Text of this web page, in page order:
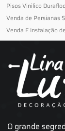
Pisos Vinilico
Venda de Persianas
Venda E Instalação
O grande